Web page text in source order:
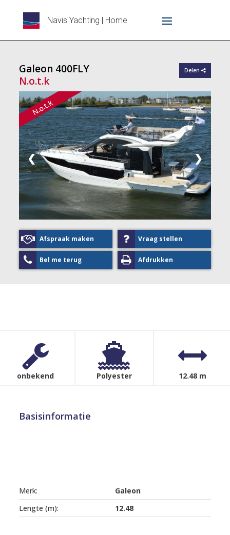
Navis Yachting | Home
Galeon 400FLY Delen
N.o.t.k
N.o.t.k
❮ ❯
Afspraak maken Vraag stellen
Bel me terug Afdrukken
onbekend Polyester 12.48 m
Basisinformatie
Merk:
Galeon
Lengte (m):
12.48